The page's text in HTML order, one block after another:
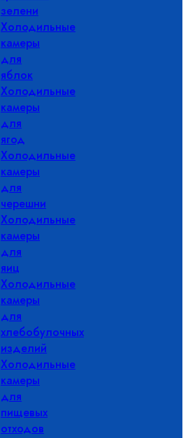
зелени
Холодильные
камеры
для
яблок
Холодильные
камеры
для
ягод
Холодильные
камеры
для
черешни
Холодильные
камеры
для
яиц
Холодильные
камеры
для
хлебобулочных
изделий
Холодильные
камеры
для
пищевых
отходов